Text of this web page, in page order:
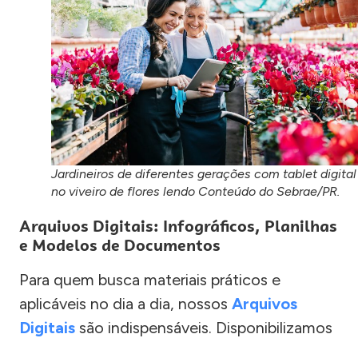
Jardineiros de diferentes gerações com tablet digital
no viveiro de flores lendo Conteúdo do Sebrae/PR.
Arquivos Digitais: Infográficos, Planilhas
e Modelos de Documentos
Para quem busca materiais práticos e
aplicáveis no dia a dia, nossos Arquivos
Digitais são indispensáveis. Disponibilizamos